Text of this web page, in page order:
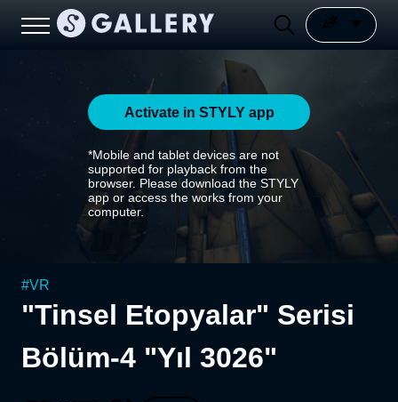
Activate in STYLY app
*Mobile and tablet devices are not
supported for playback from the
browser. Please download the STYLY
app or access the works from your
computer.
#VR
"Tinsel Etopyalar" Serisi
Bölüm-4 "Yıl 3026"